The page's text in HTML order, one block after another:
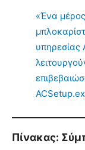
«Ένα
υπηρεσίας
Πίνακας: